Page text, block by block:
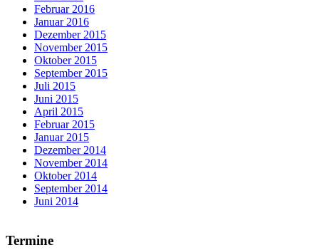
Februar 2016
Januar 2016
Dezember 2015
November 2015
Oktober 2015
September 2015
Juli 2015
Juni 2015
April 2015
Februar 2015
Januar 2015
Dezember 2014
November 2014
Oktober 2014
September 2014
Juni 2014
Termine